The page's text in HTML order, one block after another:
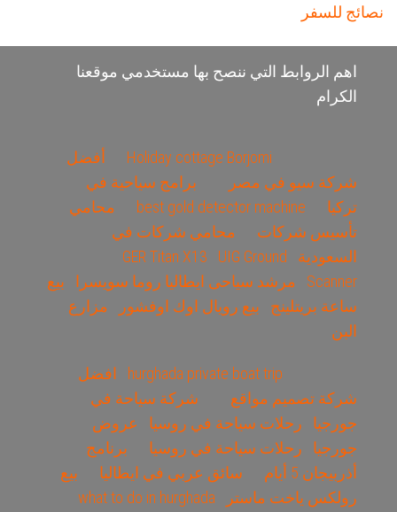
نصائج للسفر
اهم الروابط التي ننصح بها مستخدمي موقعنا
الكرام
Holiday cottage Borjomi
أفضل
شركة سيو في مصر
برامج سياحية في
تركيا
best gold detector machine
محامي
تأسيس شركات
محامي شركات في
السعودية
GER Titan X13
UIG Ground
Scanner
مرشد سياحى ايطاليا روما سويسرا
بيع
ساعة بريتلينج
بيع رويال اوك اوفشور
مزارع
البن
hurghada private boat trip
افضل
شركة تصميم مواقع
شركة سياحة في
جورجيا
رحلات سياحة في روسيا
عروض
جورجيا
رحلات سياحة في روسيا
برنامج
أذربيجان 5 أيام
سائق عربي في ايطاليا
بيع
رولكس ياخت ماستر
what to do in hurghada